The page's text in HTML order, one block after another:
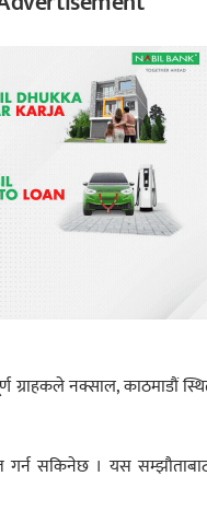
नक्साल, काठमाडौं
गर्न सकिनेछ । यस